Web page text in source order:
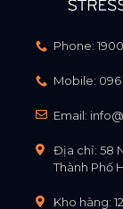
Phone:
Mobile: 096
Email:
Địa chỉ: 58
Thành Phố
Kho hàng: